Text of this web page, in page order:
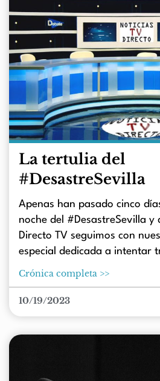
La tertulia del
#DesastreSevilla
Apenas han pasado cinco
noche del #DesastreSevilla y
Directo TV seguimos con
especial dedicada a intentar
Crónica completa >>
10/19/2023